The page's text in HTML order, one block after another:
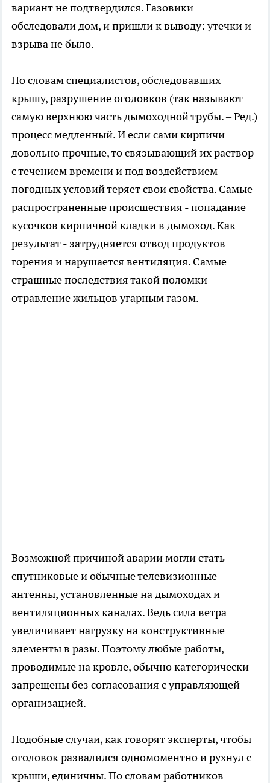
вариант не подтвердился. Газовики
обследовали дом, и пришли к выводу: утечки и
взрыва не было.
По словам специалистов, обследовавших
крышу, разрушение оголовков (так называют
самую верхнюю часть дымоходной трубы. – Ред.)
процесс медленный. И если сами кирпичи
довольно прочные, то связывающий их раствор
с течением времени и под воздействием
погодных условий теряет свои свойства. Самые
распространенные происшествия - попадание
кусочков кирпичной кладки в дымоход. Как
результат - затрудняется отвод продуктов
горения и нарушается вентиляция. Самые
страшные последствия такой поломки -
отравление жильцов угарным газом.
Возможной причиной аварии могли стать
спутниковые и обычные телевизионные
антенны, установленные на дымоходах и
вентиляционных каналах. Ведь сила ветра
увеличивает нагрузку на конструктивные
элементы в разы. Поэтому любые работы,
проводимые на кровле, обычно категорически
запрещены без согласования с управляющей
организацией.
Подобные случаи, как говорят эксперты, чтобы
оголовок развалился одномоментно и рухнул с
крыши, единичны. По словам работников